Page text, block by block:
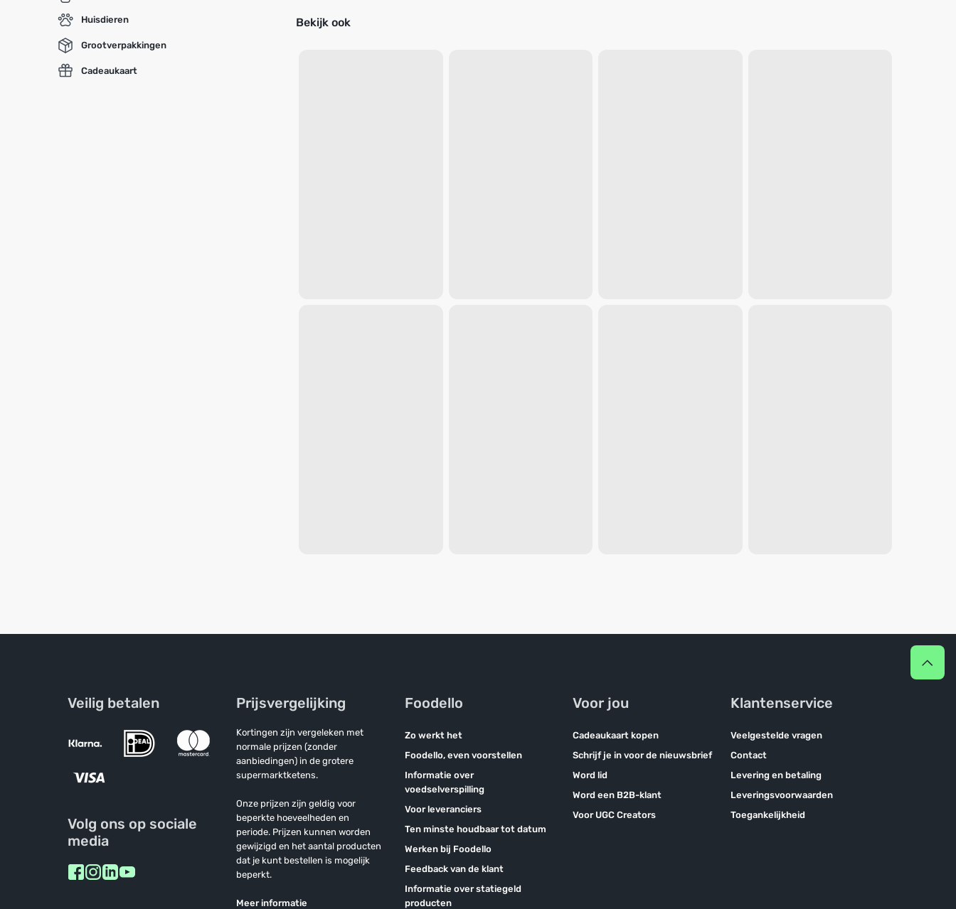
Huisdieren
Grootverpakkingen
Cadeaukaart
Bekijk ook
Veilig betalen
Volg ons op sociale
media
Prijsvergelijking
Kortingen zijn vergeleken met
normale prijzen (zonder
aanbiedingen) in de grotere
supermarktketens.
Onze prijzen zijn geldig voor
beperkte hoeveelheden en
periode. Prijzen kunnen worden
gewijzigd en het aantal producten
dat je kunt bestellen is mogelijk
beperkt.
Meer informatie
Foodello
Zo werkt het
Foodello, even voorstellen
Informatie over
voedselverspilling
Voor leveranciers
Ten minste houdbaar tot datum
Werken bij Foodello
Feedback van de klant
Informatie over statiegeld
producten
Voor jou
Cadeaukaart kopen
Schrijf je in voor de nieuwsbrief
Word lid
Word een B2B-klant
Voor UGC Creators
Klantenservice
Veelgestelde vragen
Contact
Levering en betaling
Leveringsvoorwaarden
Toegankelijkheid